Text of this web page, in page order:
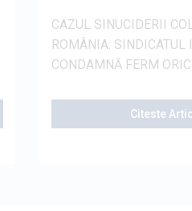
CAZUL SINUCIDERII
ROMÂNIA: SINDICATUL
CONDAMNĂ FERM
Citeste